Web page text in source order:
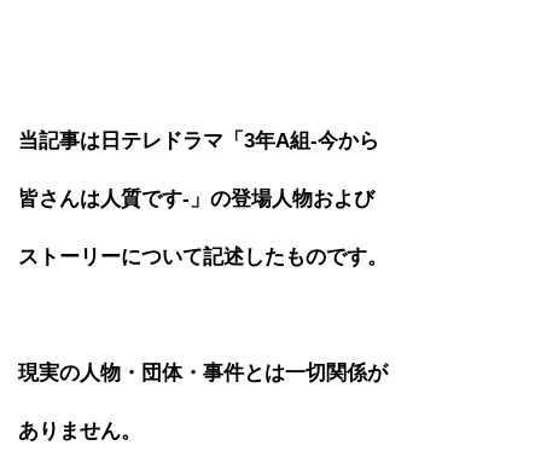
当記事は日テレドラマ「3年A組-今から
皆さんは人質です-」の登場人物および
ストーリーについて記述したものです。
現実の人物・団体・事件とは一切関係が
ありません。